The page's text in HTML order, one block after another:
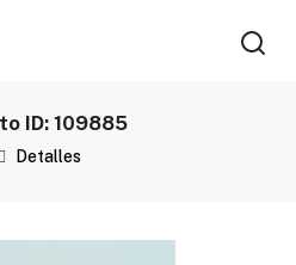
ID: 109885
Detalles